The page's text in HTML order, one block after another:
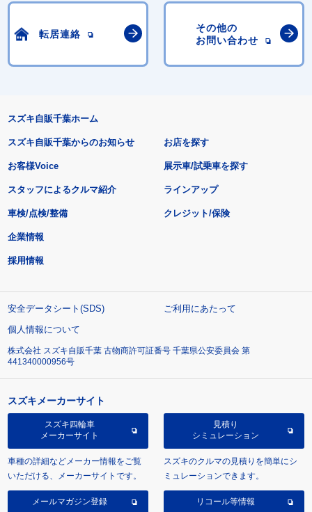
転居連絡
その他の
お問い合わせ
スズキ自販千葉ホーム
スズキ自販千葉からのお知らせ
お客様Voice
スタッフによるクルマ紹介
お店を探す
展示車/試乗車を探す
ラインアップ
車検/点検/整備 クレジット/保険
企業情報
採用情報
安全データシート(SDS)
ご利用にあたって
個人情報について
株式会社 スズキ自販千葉 古物商許可証番号 千葉県公安委員会 第
441340000956号
スズキメーカーサイト
スズキ四輪車
メーカーサイト
車種の詳細などメーカー情報をご覧
いただける、メーカーサイトです。
見積り
シミュレーション
スズキのクルマの見積りを簡単にシ
ミュレーションできます。
メールマガジン登録 リコール等情報